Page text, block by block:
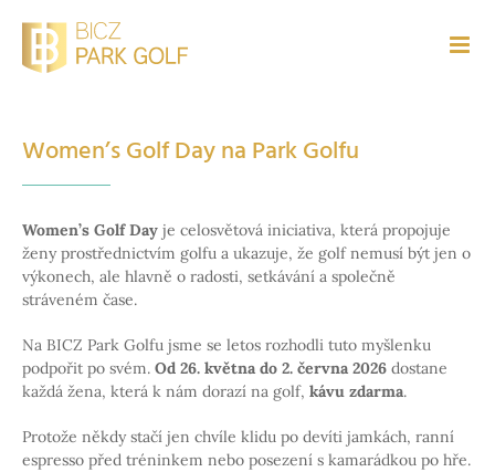
obsah
Women’s Golf Day na Park Golfu
Women’s Golf Dayje celosvětová iniciativa, která propojuje
ženy prostřednictvím golfu a ukazuje, že golf nemusí být jen o
výkonech, ale hlavně o radosti, setkávání a společně
stráveném čase.
Na BICZ Park Golfu jsme se letos rozhodli tuto myšlenku
podpořit po svém. Od 26. května do 2. června 2026dostane
každá žena, která k nám dorazí na golf, kávu zdarma.
Protože někdy stačí jen chvíle klidu po devíti jamkách, ranní
espresso před tréninkem nebo posezení s kamarádkou po hře.